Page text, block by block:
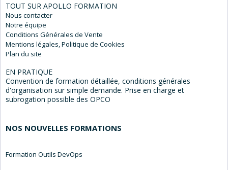
TOUT SUR APOLLO FORMATION
Nous contacter
Notre équipe
Conditions Générales de Vente
Mentions légales, Politique de Cookies
Plan du site
EN PRATIQUE
Convention de formation détaillée, conditions générales
d'organisation sur simple demande. Prise en charge et
subrogation possible des OPCO
NOS NOUVELLES FORMATIONS
Formation Outils DevOps